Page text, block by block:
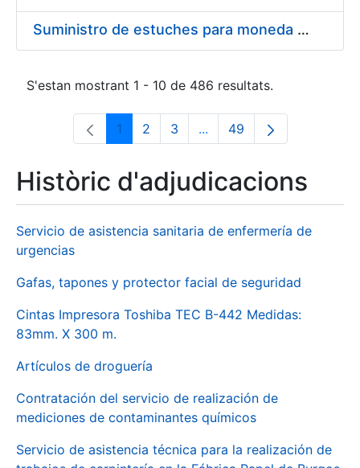
Suministro de estuches para moneda de 30 €
S'estan mostrant 1 - 10 de 486 resultats.
Pàgina
1 Pàgina
2 Pàgina
3 ...Pàgines intermèdies
Pàgina
49
Històric d'adjudicacions
Servicio de asistencia sanitaria de enfermería de
urgencias
Gafas, tapones y protector facial de seguridad
Cintas Impresora Toshiba TEC B-442 Medidas:
83mm. X 300 m.
Artículos de droguería
Contratación del servicio de realización de
mediciones de contaminantes químicos
Servicio de asistencia técnica para la realización de